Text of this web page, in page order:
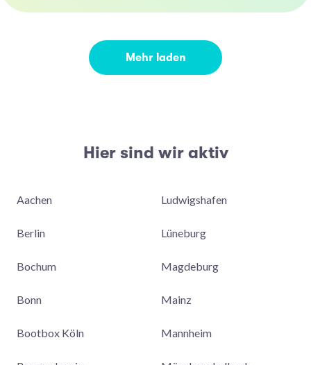
Mehr laden
Hier sind wir aktiv
Aachen
Berlin
Bochum
Bonn
Bootbox Köln
Ludwigshafen
Lüneburg
Magdeburg
Mainz
Mannheim